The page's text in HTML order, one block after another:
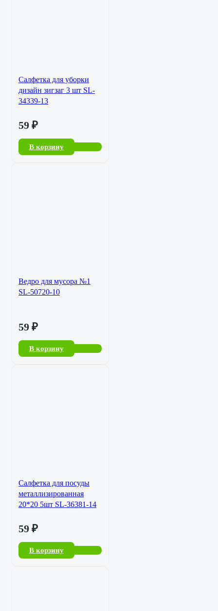
Салфетка для уборки
дизайн зигзаг 3 шт SL-
34339-13
59 ₽
В корзину
Ведро для мусора №1
SL-50720-10
59 ₽
В корзину
Салфетка для посуды
металлизированная
20*20 5шт SL-36381-14
59 ₽
В корзину